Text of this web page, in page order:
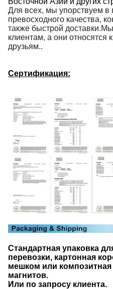
Для всех, мы упорствуем в
превосходного качества,
также быстрой
клиентам, а они
друзьям..
Сертификация:
Стандартная упаковка
перевозки, картонная
мешком или
магнитов.
Или по запросу клиента.